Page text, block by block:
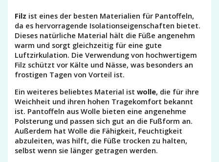
Filz ist eines der besten Materialien für Pantoffeln,
da es hervorragende Isolationseigenschaften bietet.
Dieses natürliche Material hält die Füße angenehm
warm und sorgt gleichzeitig für eine gute
Luftzirkulation. Die Verwendung von hochwertigem
Filz schützt vor Kälte und Nässe, was besonders an
frostigen Tagen von Vorteil ist.
Ein weiteres beliebtes Material istwolle, die für ihre
Weichheit und ihren hohen Tragekomfort bekannt
ist. Pantoffeln aus Wolle bieten eine angenehme
Polsterung und passen sich gut an die Fußform an.
Außerdem hat Wolle die Fähigkeit, Feuchtigkeit
abzuleiten, was hilft, die Füße trocken zu halten,
selbst wenn sie länger getragen werden.